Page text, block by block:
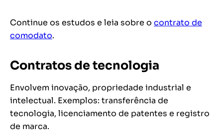
Continue os estudos e leia sobre o contrato de
comodato.
Contratos de tecnologia
Envolvem inovação, propriedade industrial e
intelectual. Exemplos: transferência de
tecnologia, licenciamento de patentes e registro
de marca.